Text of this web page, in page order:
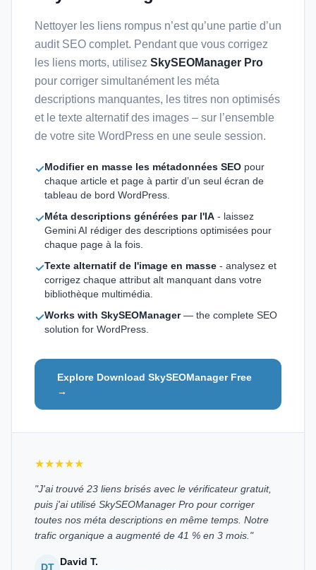
Nettoyer les liens rompus n’est qu’une partie d’un
audit SEO complet. Pendant que vous corrigez
les liens morts, utilisez SkySEOManager Pro
pour corriger simultanément les méta
descriptions manquantes, les titres non optimisés
et le texte alternatif des images – sur l’ensemble
de votre site WordPress en une seule session.
✓Modifier en masse les métadonnées SEO pour
chaque article et page à partir d’un seul écran de
tableau de bord WordPress.
✓Méta descriptions générées par l'IA - laissez
Gemini AI rédiger des descriptions optimisées pour
chaque page à la fois.
✓Texte alternatif de l'image en masse - analysez et
corrigez chaque attribut alt manquant dans votre
bibliothèque multimédia.
✓Works with SkySEOManager— the complete SEO
solution for WordPress.
Explore Download SkySEOManager Free
→
★★★★★
"J'ai trouvé 23 liens brisés avec le vérificateur gratuit,
puis j'ai utilisé SkySEOManager Pro pour corriger
toutes nos méta descriptions en même temps. Notre
trafic organique a augmenté de 41 % en 3 mois."
DT David T.